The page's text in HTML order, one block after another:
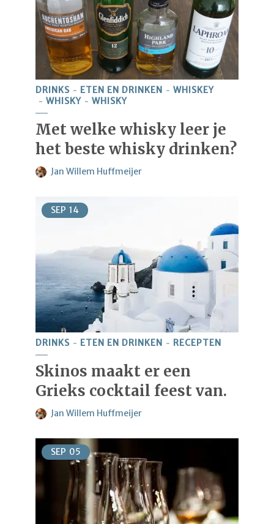
DRINKS ETEN EN DRINKEN
WHISKEY
WHISKY
WHISKY
Met welke whisky leer je
het beste whisky drinken?
Jan Willem Huffmeijer
SEP 14
DRINKS ETEN EN DRINKEN RECEPTEN
Skinos maakt er een
Grieks cocktail feest van.
Jan Willem Huffmeijer
SEP 05